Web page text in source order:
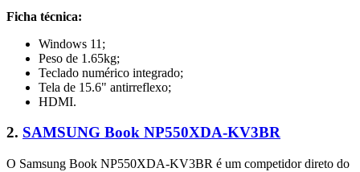
Ficha técnica:
Windows 11;
Peso de 1.65kg;
Teclado numérico integrado;
Tela de 15.6" antirreflexo;
HDMI.
2. SAMSUNG Book NP550XDA-KV3BR
O Samsung Book NP550XDA-KV3BR é um competidor direto do